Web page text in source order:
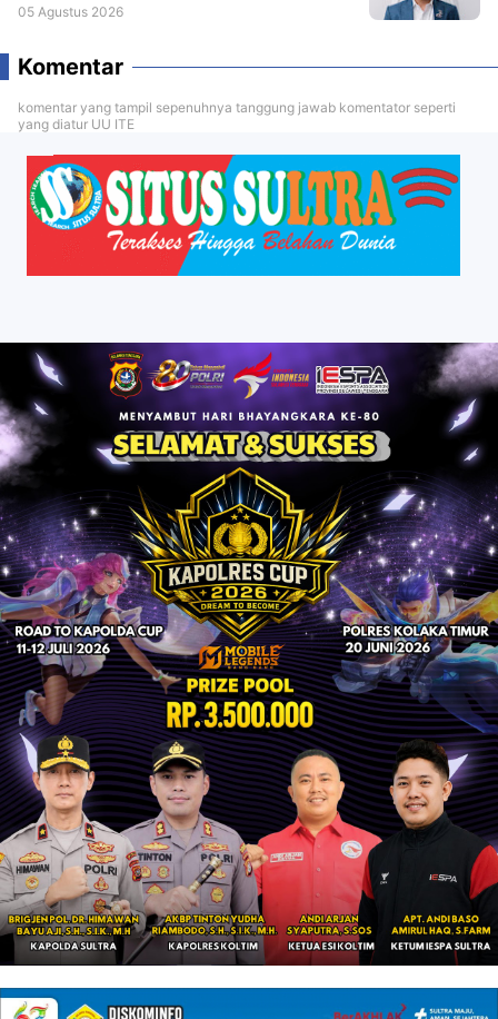
05 Agustus 2026
Komentar
komentar yang tampil sepenuhnya tanggung jawab komentator seperti
yang diatur UU ITE